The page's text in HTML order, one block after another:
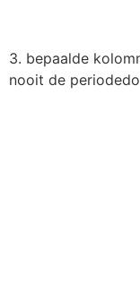
3. bepaalde
nooit de